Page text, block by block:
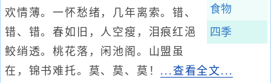
食物
四季
欢情薄。一怀愁绪，几年离索。错、
错、错。春如旧，人空瘦，泪痕红浥
鲛绡透。桃花落，闲池阁。山盟虽
在，锦书难托。莫、莫、莫！ ...查看全文...